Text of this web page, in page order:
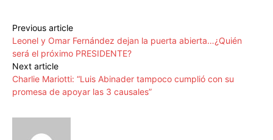
Previous article
Leonel y Omar Fernández dejan la puerta abierta…¿Quién
será el próximo PRESIDENTE?
Next article
Charlie Mariotti: “Luis Abinader tampoco cumplió con su
promesa de apoyar las 3 causales”